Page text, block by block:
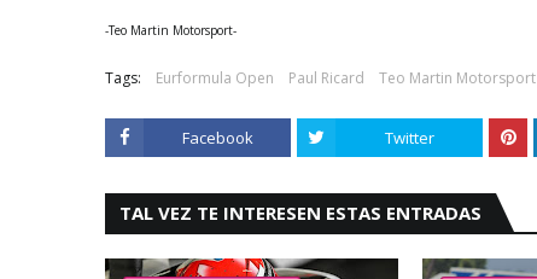
-Teo Martin Motorsport-
Tags: Eurformula Open Paul Ricard Teo Martin Motorsport
Facebook Twitter
TAL VEZ TE INTERESEN ESTAS ENTRADAS